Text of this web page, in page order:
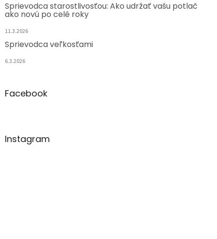
Sprievodca starostlivosťou: Ako udržať vašu potlač
ako novú po celé roky
11.3.2026
Sprievodca veľkosťami
6.3.2026
Facebook
Instagram